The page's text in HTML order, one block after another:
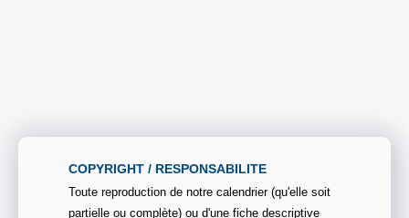
COPYRIGHT / RESPONSABILITE
Toute reproduction de notre calendrier (qu'elle soit
partielle ou complète) ou d'une fiche descriptive